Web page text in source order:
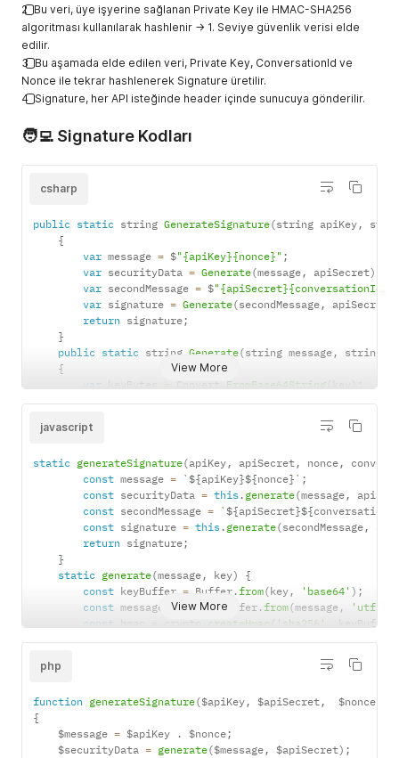
2️⃣ Bu veri, üye işyerine sağlanan Private Key ile HMAC-SHA256
algoritması kullanılarak hashlenir → 1. Seviye güvenlik verisi elde
edilir.
3️⃣ Bu aşamada elde edilen veri, Private Key, ConversationId ve
Nonce ile tekrar hashlenerek Signature üretilir.
4️⃣ Signature, her API isteğinde header içinde sunucuya gönderilir.
🧑‍💻 Signature Kodları
View More
csharp
public static string GenerateSignature(string apiKey,
{
var message = $"{apiKey}{nonce}" ;
var securityData = Generate(message, apiSecret)
var secondMessage = $
var signature = Generate(secondMessage, apiSecret
return signature;
}
public static string Generate(string message,
string
{
var keyBytes Convert FromBase64String
var messageBytes = Encoding.UTF8.GetBytes(message
var
ComputeHash(
}
View More
javascript
static generateSignature(apiKey, apiSecret, nonce,
const message = ` ${apiKey}${nonce} ` ;
const securityData = this. generate(message,
const secondMessage = ` ${apiSecret}${
const signature = this. generate(secondMessage,
return signature;
}
static generate(message, key)
{
const keyBuffer = Buffer .from(key, 'base64' ) ;
const messageBuffer = Buffer . from(message , 'utf-8'
const
crypto createHmac 'sha256' keyBuffer
        hmac
.update(messageBuffer);
}
php
function generateSignature($apiKey, $apiSecret,
  $nonce
{
    $message
= $apiKey . $nonce;
    $securityData
= generate($message, $apiSecret) ;